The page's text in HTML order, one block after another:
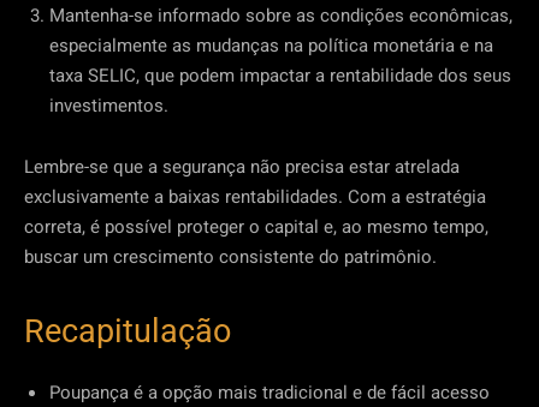
Mantenha-se informado sobre as condições econômicas,
especialmente as mudanças na política monetária e na
taxa SELIC, que podem impactar a rentabilidade dos seus
investimentos.
Lembre-se que a segurança não precisa estar atrelada
exclusivamente a baixas rentabilidades. Com a estratégia
correta, é possível proteger o capital e, ao mesmo tempo,
buscar um crescimento consistente do patrimônio.
Recapitulação
Poupança é a opção mais tradicional e de fácil acesso